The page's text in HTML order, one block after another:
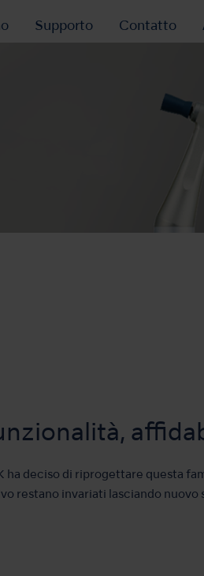
Supporto Contatto
ha deciso di riprogettare questa
restano invariati lasciando nuovo